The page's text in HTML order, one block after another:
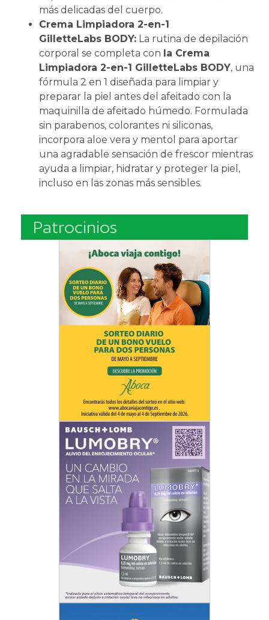
más delicadas del cuerpo.
Crema Limpiadora 2-en-1
GilletteLabs BODY: La rutina de depilación
corporal se completa con la Crema
Limpiadora 2-en-1 GilletteLabs BODY, una
fórmula 2 en 1 diseñada para limpiar y
preparar la piel antes del afeitado con la
maquinilla de afeitado húmedo. Formulada
sin parabenos, colorantes ni siliconas,
incorpora aloe vera y mentol para aportar
una agradable sensación de frescor mientras
ayuda a limpiar, hidratar y proteger la piel,
incluso en las zonas más sensibles.
Patrocinios